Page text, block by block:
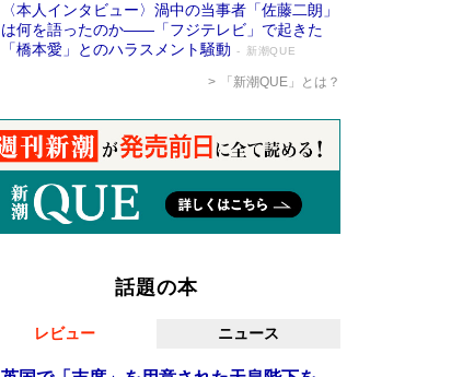
〈本人インタビュー〉渦中の当事者「佐藤二朗」
は何を語ったのか――「フジテレビ」で起きた
「橋本愛」とのハラスメント騒動
新潮QUE
「新潮QUE」とは？
話題の本
レビュー ニュース